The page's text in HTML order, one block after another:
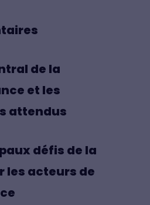
de la
et les
attendus
défis de la
les acteurs de